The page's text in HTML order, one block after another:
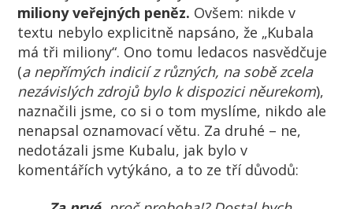
miliony veřejných peněz. Ovšem: nikde v
textu nebylo explicitně napsáno, že „Kubala
má tři miliony“. Ono tomu ledacos nasvědčuje
(a nepřímých indicií z různých, na sobě zcela
nezávislých zdrojů bylo k dispozici něurekom),
naznačili jsme, co si o tom myslíme, nikdo ale
nenapsal oznamovací větu. Za druhé – ne,
nedotázali jsme Kubalu, jak bylo v
komentářích vytýkáno, a to ze tří důvodů: